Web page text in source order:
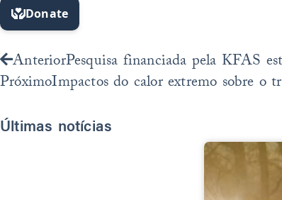
Anterior
AnteriorPesquisa financiada pela KFAS
PróximoImpactos do calor extremo sobre o
Últimas notícias